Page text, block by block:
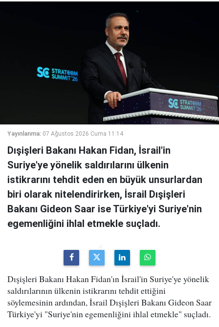
Yayınlanma: 07 Ağustos 2026 Cuma 11:14
Dışişleri Bakanı Hakan Fidan, İsrail'in
Suriye'ye yönelik saldırılarını ülkenin
istikrarını tehdit eden en büyük unsurlardan
biri olarak nitelendirirken, İsrail Dışişleri
Bakanı Gideon Saar ise Türkiye'yi Suriye'nin
egemenliğini ihlal etmekle suçladı.
Dışişleri Bakanı Hakan Fidan'ın İsrail'in Suriye'ye yönelik
saldırılarının ülkenin istikrarını tehdit ettiğini
söylemesinin ardından, İsrail Dışişleri Bakanı Gideon Saar
Türkiye'yi "Suriye'nin egemenliğini ihlal etmekle" suçladı.